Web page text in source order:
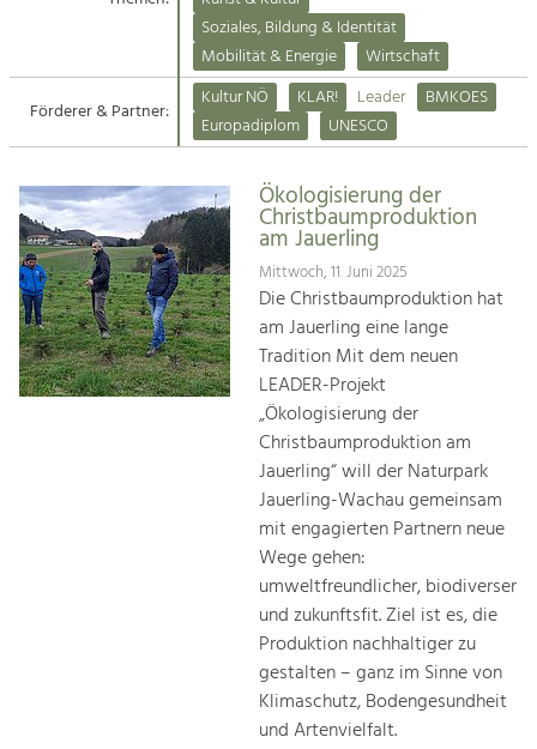
Suche
Impressum
Kontakt
Angebotsentwicklung und
Handwerk, Wissenschaft und Forschung.
Soziales, Bildung &
Identität
Gleichberechtigung, Jugend und
Integration
Mobilität & Energie
Klimawandel, öffentlicher Verkehr und
Steigerung regionaler Wertschöpfung
Soziales, Bildung & Identität
Mobilität & Energie
Wirtschaft
Förderer & Partner:
Kultur NÖ KLAR! Leader
BMKOES
Europadiplom
UNESCO
Ökologisierung der
Christbaumproduktion
am Jauerling
Mittwoch, 11. Juni 2025
Die Christbaumproduktion hat
am Jauerling eine lange
Tradition Mit dem neuen
LEADER-Projekt
„Ökologisierung der
Christbaumproduktion am
Jauerling“ will der Naturpark
Jauerling-Wachau gemeinsam
mit engagierten Partnern neue
Wege gehen:
umweltfreundlicher, biodiverser
und zukunftsfit. Ziel ist es, die
Produktion nachhaltiger zu
gestalten – ganz im Sinne von
Klimaschutz, Bodengesundheit
und Artenvielfalt.